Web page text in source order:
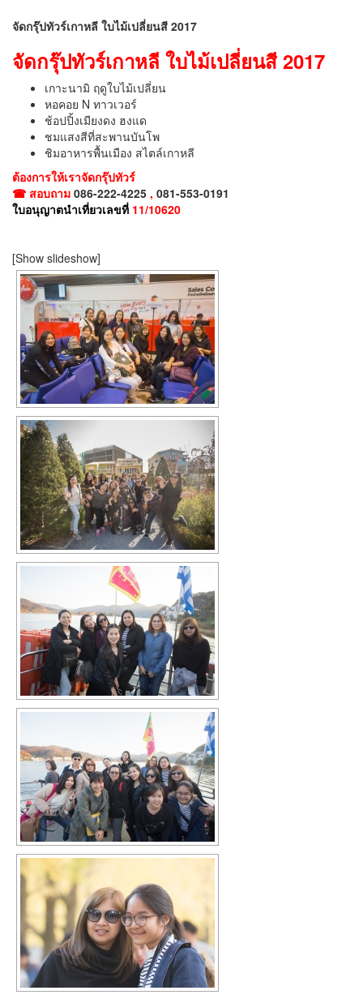
จัดกรุ๊ปทัวร์เกาหลี ใบไม้เปลี่ยนสี 2017
จัดกรุ๊ปทัวร์เกาหลี ใบไม้เปลี่ยนสี 2017
เกาะนามิ ฤดูใบไม้เปลี่ยน
หอคอย N ทาวเวอร์
ช้อปปิ้งเมียงดง ฮงแด
ชมแสงสีที่สะพานบันโพ
ชิมอาหารพื้นเมือง สไตล์เกาหลี
ต้องการให้เราจัดกรุ๊ปทัวร์
☎ สอบถาม 086-222-4225 , 081-553-0191
ใบอนุญาตนำเที่ยวเลขที่ 11/10620
[Show slideshow]